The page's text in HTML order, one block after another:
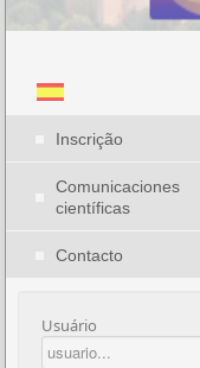
Inscrição
Comunicaciones
científicas
Contacto
Usuário